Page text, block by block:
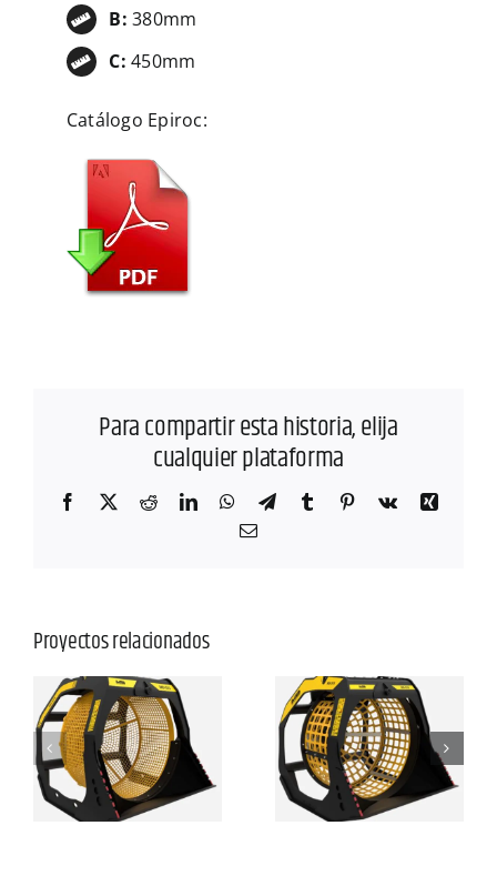
B:380mm
C:450mm
Catálogo Epiroc:
Para compartir esta historia, elija
cualquier plataforma
Facebook
X RedditLinkedInWhatsApp
TelegramTumblr Pinterest
Vk
Xing
Correo
Proyectos relacionados